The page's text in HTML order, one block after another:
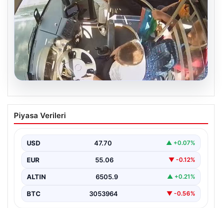
Trabzon’da Otobüste Fenalaşan
Yolcuya Şoförün Hızlı Müdahalesi
yaşındaki yolcu Hasan Öner’in hayatı, şoför Sinan
Erdoğan’ın…
Piyasa Verileri
USD 47.70 ▲ +0.07%
EUR 55.06 ▼ -0.12%
ALTIN 6505.9 ▲ +0.21%
BTC 3053964 ▼ -0.56%